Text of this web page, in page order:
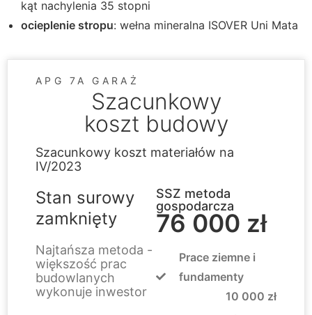
kąt nachylenia 35 stopni
ocieplenie stropu: wełna mineralna ISOVER Uni Mata
APG 7A GARAŻ
Szacunkowy
koszt budowy
Szacunkowy koszt materiałów na
IV/2023
Stan surowy
zamknięty
Najtańsza metoda -
większość prac
budowlanych
wykonuje inwestor
SSZ metoda
gospodarcza
76 000 zł
Prace ziemne i
fundamenty
10 000 zł